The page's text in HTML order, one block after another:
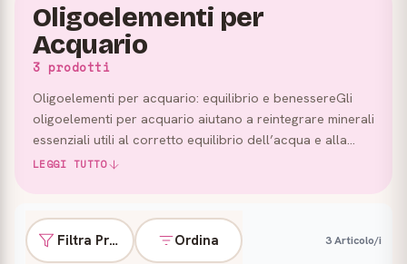
Oligoelementi per
Acquario
3 prodotti
Oligoelementi per acquario: equilibrio e benessereGli
oligoelementi per acquario aiutano a reintegrare minerali
essenziali utili al corretto equilibrio dell’acqua e alla
vitalità dell’ecosistema acquatico. Sono trattame…
LEGGI TUTTO
Filtra Prodotti Ordina 3 Articolo/i